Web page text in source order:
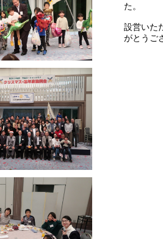
た。
設営いた
がとうご